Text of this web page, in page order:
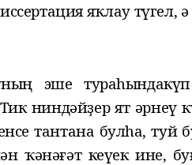
яҡлау түгел,
эше тураһында
ниндәйҙер ят әрнеү
тантана булһа,
кеүек ине,